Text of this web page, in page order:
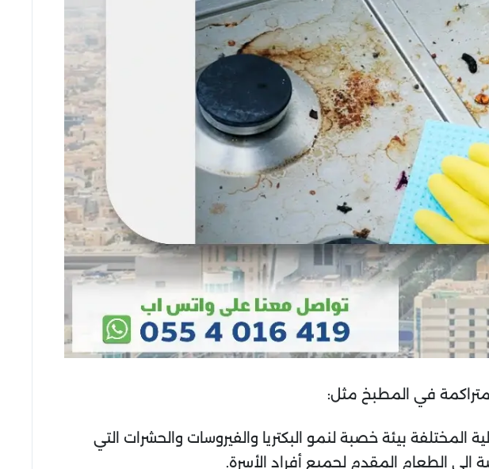
في المطبخ مثل:
المختلفة بيئة خصبة لنمو البكتريا والفيروسات والحشرات التي
إلى الطعام المقدم لجميع أفراد الأسرة.